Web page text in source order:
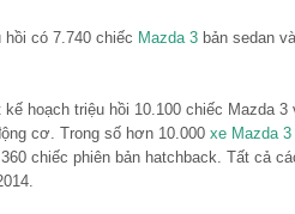
hồi có 7.740 chiếc Mazda 3 bản sedan
hoạch triệu hồi 10.100 chiếc Mazda
cơ. Trong số hơn 10.000 xe Mazda 3
chiếc phiên bản hatchback. Tất cả